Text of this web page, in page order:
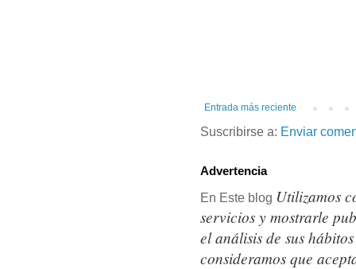
Entrada más reciente
Suscribirse a: Enviar
Advertencia
En Este blog Utilizamos
servicios y mostrarle
el análisis de sus
consideramos que